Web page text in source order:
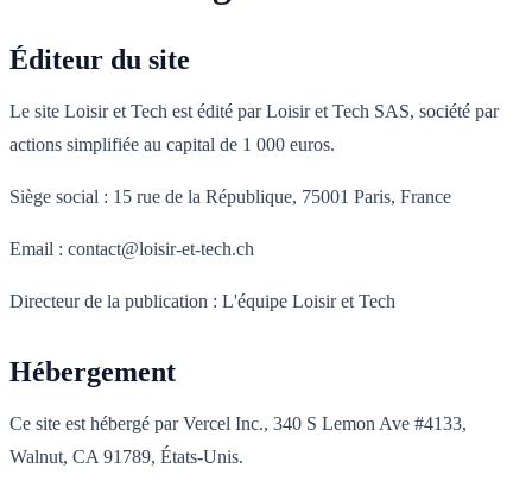
Éditeur du site
Le site Loisir et Tech est édité par Loisir et Tech SAS, société par
actions simplifiée au capital de 1 000 euros.
Siège social : 15 rue de la République, 75001 Paris, France
Email : contact@loisir-et-tech.ch
Directeur de la publication : L'équipe Loisir et Tech
Hébergement
Ce site est hébergé par Vercel Inc., 340 S Lemon Ave #4133,
Walnut, CA 91789, États-Unis.